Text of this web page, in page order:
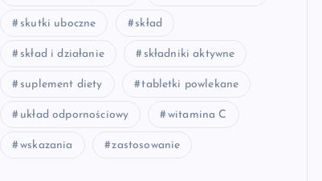
skutki uboczne skład
skład i działanie składniki aktywne
suplement diety tabletki powlekane
układ odpornościowy witamina C
wskazania zastosowanie